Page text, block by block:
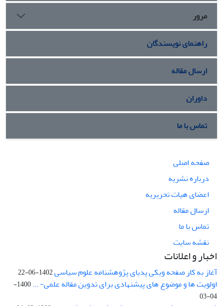
مرور
راهنمای نویسندگان
ارسال مقاله
داوران
تماس با ما
صفحه اصلی
درباره نشریه
اعضای هیات تحریریه
ارسال مقاله
تماس با ما
نقشه سایت
اخبار و اعلانات
آغاز به کار صفحه ویکی پدیای پژوهشنامه علوم سیاسی1402-06-22
اولویت ها و موضوع های پیشنهادی برای تدوین مقاله علمی- ...
1400-
04-03